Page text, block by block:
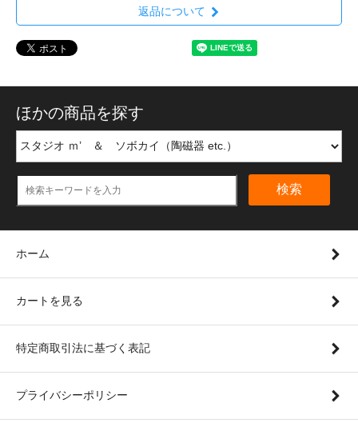
返品について
ほかの商品を探す
検索
ホーム
カートを見る
特定商取引法に基づく表記
プライバシーポリシー